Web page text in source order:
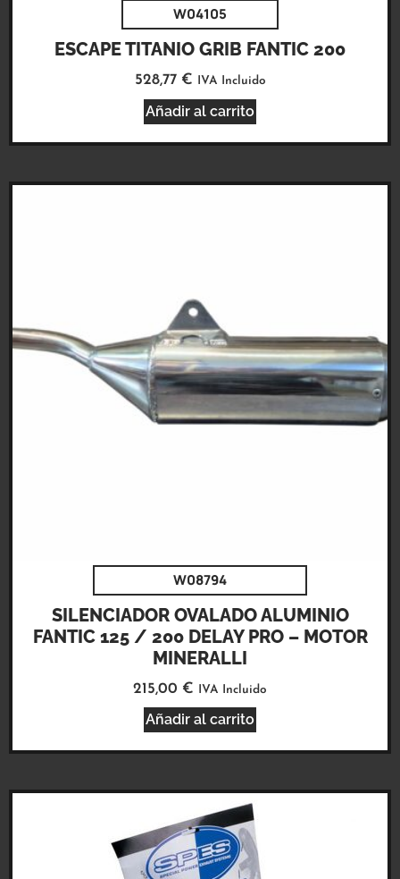
W04105
ESCAPE TITANIO GRIB FANTIC 200
528,77 € IVA Incluido
Añadir al carrito
W08794
SILENCIADOR OVALADO ALUMINIO
FANTIC 125 / 200 DELAY PRO – MOTOR
MINERALLI
215,00 € IVA Incluido
Añadir al carrito